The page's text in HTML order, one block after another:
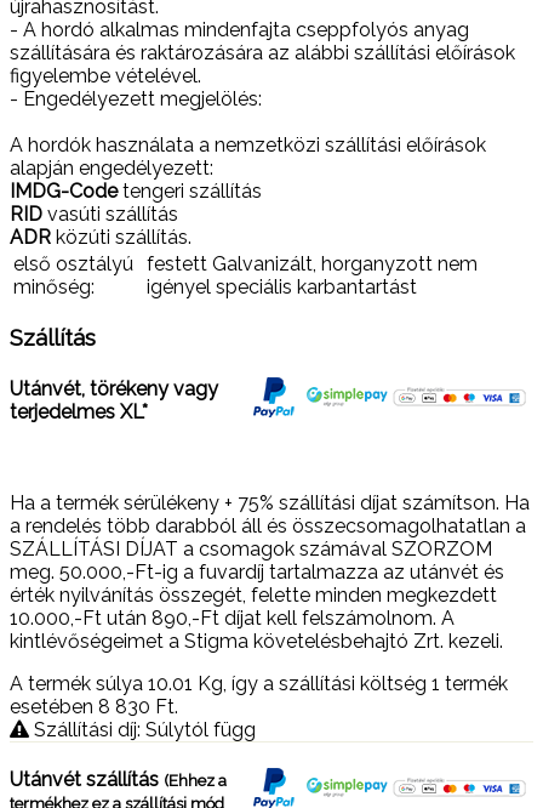
újrahasznosítást.
- A hordó alkalmas mindenfajta cseppfolyós anyag
szállítására és raktározására az alábbi szállítási előírások
figyelembe vételével.
- Engedélyezett megjelölés:
A hordók használata a nemzetközi szállítási előírások
alapján engedélyezett:
IMDG-Codetengeri szállítás
RID vasúti szállítás
ADR közúti szállítás.
első osztályú
minőség:
festett Galvanizált, horganyzott nem
igényel speciális karbantartást
Szállítás
Utánvét, törékeny vagy
terjedelmes XL*
Ha a termék sérülékeny + 75% szállítási díjat számítson. Ha
a rendelés több darabból áll és összecsomagolhatatlan a
SZÁLLÍTÁSI DÍJAT a csomagok számával SZORZOM
meg. 50.000,-Ft-ig a fuvardíj tartalmazza az utánvét és
érték nyilvánítás összegét, felette minden megkezdett
10.000,-Ft után 890,-Ft díjat kell felszámolnom. A
kintlévőségeimet a Stigma követelésbehajtó Zrt. kezeli.
A termék súlya 10.01 Kg, így a szállítási költség 1 termék
esetében 8 830 Ft.
Szállítási díj: Súlytól függ
Utánvét szállítás (Ehhez a
termékhez ez a szállítási mód